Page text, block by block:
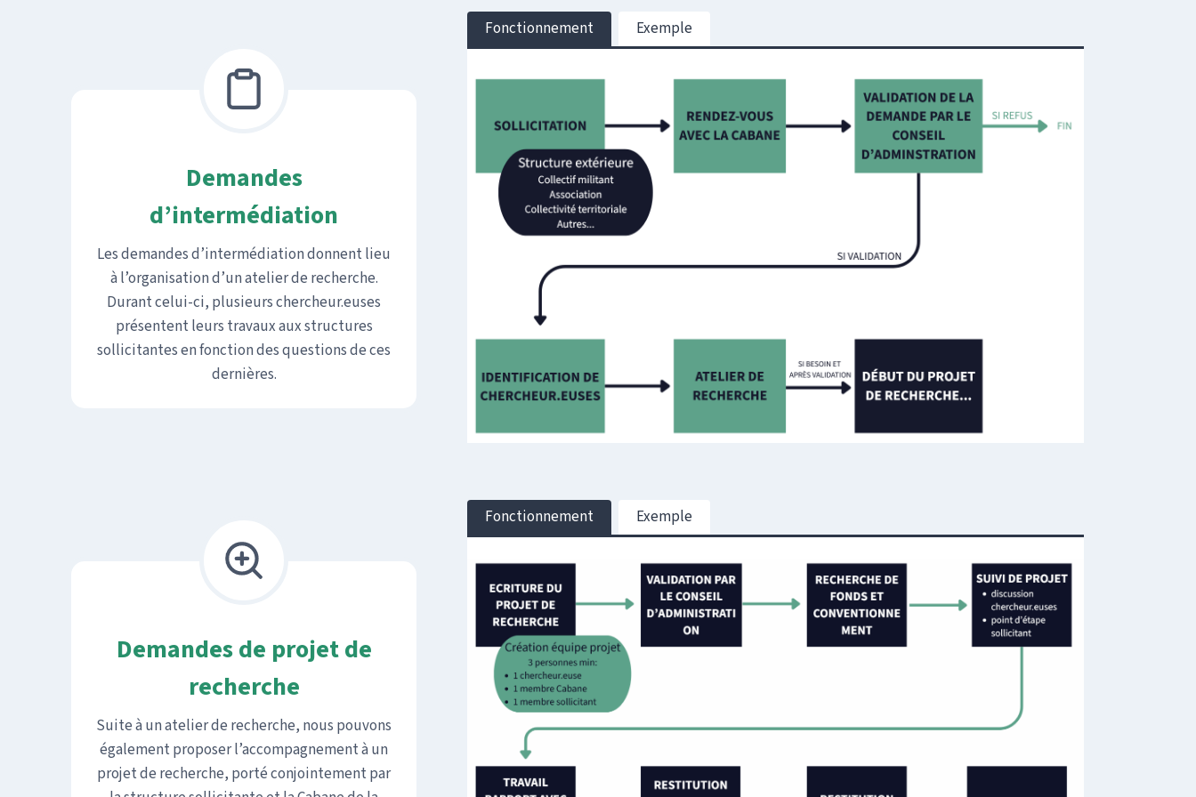
Demandes
d’intermédiation
Les demandes d’intermédiation donnent lieu
à l’organisation d’un atelier de recherche.
Durant celui-ci, plusieurs chercheur.euses
présentent leurs travaux aux structures
sollicitantes en fonction des questions de ces
dernières.
Fonctionnement Exemple
Demandes de projet de
recherche
Suite à un atelier de recherche, nous pouvons
également proposer l’accompagnement à un
projet de recherche, porté conjointement par
Fonctionnement Exemple